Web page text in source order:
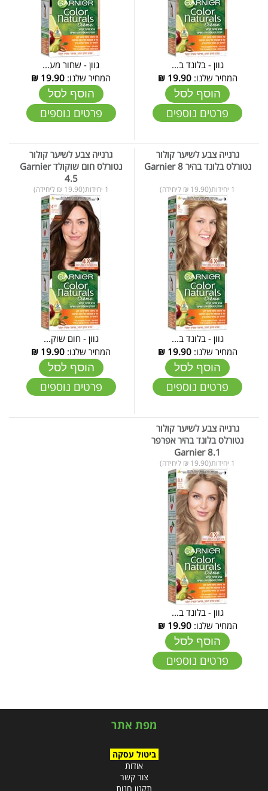
גוון - בלונד ב...
המחיר שלנו:19.90
₪
הוסף לסל
פרטים נוספים
גוון - שחור מע...
המחיר שלנו: 19.90
₪
הוסף לסל
פרטים נוספים
גרנייה צבע לשיער קולור
נטורלס בלונד בהיר Garnier 8
1 יחידות(19.90 ₪ ליחידה)
גוון - בלונד ב...
המחיר שלנו:19.90
₪
הוסף לסל
פרטים נוספים
גרנייה צבע לשיער קולור
נטורלס חום שוקולד Garnier
4.5
1 יחידות(19.90 ₪ ליחידה)
גוון - חום שוק...
המחיר שלנו: 19.90
₪
הוסף לסל
פרטים נוספים
גרנייה צבע לשיער קולור
נטורלס בלונד בהיר אפרפר
Garnier 8.1
1 יחידות(19.90 ₪ ליחידה)
גוון - בלונד ב...
המחיר שלנו:19.90
₪
הוסף לסל
פרטים נוספים
מפת אתר
ביטול עסקה
אודות
צור קשר
תקנון חנות